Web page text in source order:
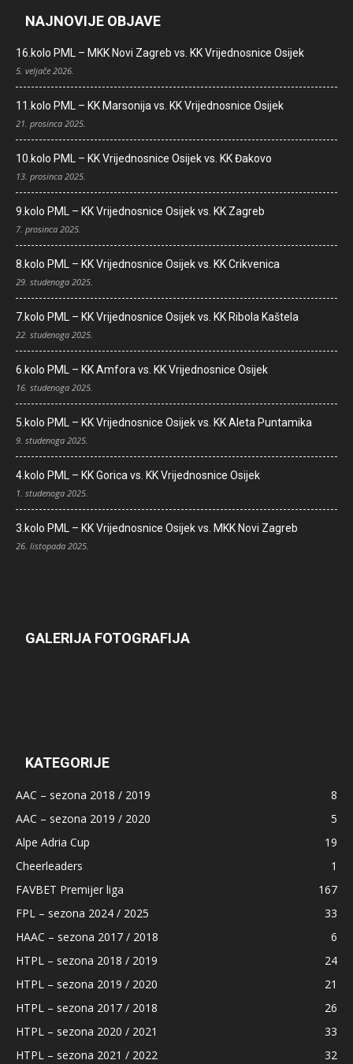
NAJNOVIJE OBJAVE
16.kolo PML – MKK Novi Zagreb vs. KK Vrijednosnice Osijek
5. veljače 2026.
11.kolo PML – KK Marsonija vs. KK Vrijednosnice Osijek
21. prosinca 2025.
10.kolo PML – KK Vrijednosnice Osijek vs. KK Đakovo
13. prosinca 2025.
9.kolo PML – KK Vrijednosnice Osijek vs. KK Zagreb
7. prosinca 2025.
8.kolo PML – KK Vrijednosnice Osijek vs. KK Crikvenica
29. studenoga 2025.
7.kolo PML – KK Vrijednosnice Osijek vs. KK Ribola Kaštela
22. studenoga 2025.
6.kolo PML – KK Amfora vs. KK Vrijednosnice Osijek
16. studenoga 2025.
5.kolo PML – KK Vrijednosnice Osijek vs. KK Aleta Puntamika
9. studenoga 2025.
4.kolo PML – KK Gorica vs. KK Vrijednosnice Osijek
1. studenoga 2025.
3.kolo PML – KK Vrijednosnice Osijek vs. MKK Novi Zagreb
26. listopada 2025.
GALERIJA FOTOGRAFIJA
KATEGORIJE
AAC – sezona 2018 / 2019
8
AAC – sezona 2019 / 2020
5
Alpe Adria Cup
19
Cheerleaders
1
FAVBET Premijer liga
167
FPL – sezona 2024 / 2025
33
HAAC – sezona 2017 / 2018
6
HTPL – sezona 2018 / 2019
24
HTPL – sezona 2019 / 2020
21
HTPL – sezona 2017 / 2018
26
HTPL – sezona 2020 / 2021
33
HTPL – sezona 2021 / 2022
32